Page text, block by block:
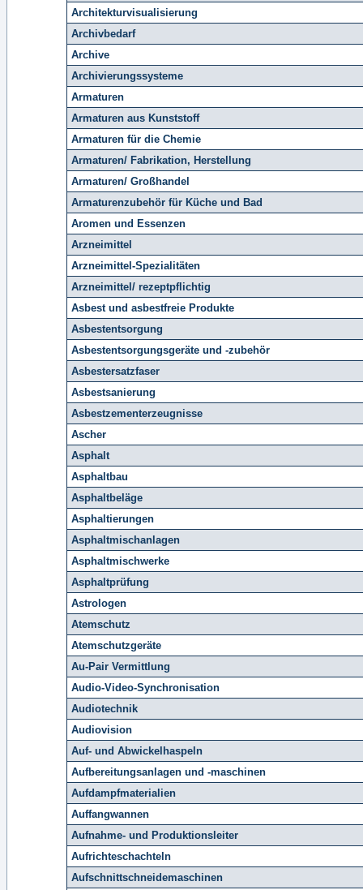
Architekturvisualisierung
Archivbedarf
Archive
Archivierungssysteme
Armaturen
Armaturen aus Kunststoff
Armaturen für die Chemie
Armaturen/ Fabrikation, Herstellung
Armaturen/ Großhandel
Armaturenzubehör für Küche und Bad
Aromen und Essenzen
Arzneimittel
Arzneimittel-Spezialitäten
Arzneimittel/ rezeptpflichtig
Asbest und asbestfreie Produkte
Asbestentsorgung
Asbestentsorgungsgeräte und -zubehör
Asbestersatzfaser
Asbestsanierung
Asbestzementerzeugnisse
Ascher
Asphalt
Asphaltbau
Asphaltbeläge
Asphaltierungen
Asphaltmischanlagen
Asphaltmischwerke
Asphaltprüfung
Astrologen
Atemschutz
Atemschutzgeräte
Au-Pair Vermittlung
Audio-Video-Synchronisation
Audiotechnik
Audiovision
Auf- und Abwickelhaspeln
Aufbereitungsanlagen und -maschinen
Aufdampfmaterialien
Auffangwannen
Aufnahme- und Produktionsleiter
Aufrichteschachteln
Aufschnittschneidemaschinen